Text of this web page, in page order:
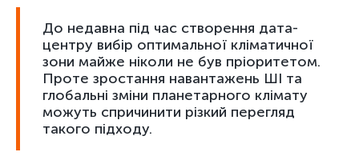
До недавна під час створення дата-
центру вибір оптимальної кліматичної
зони майже ніколи не був пріоритетом.
Проте зростання навантажень ШІ та
глобальні зміни планетарного клімату
можуть спричинити різкий перегляд
такого підходу.